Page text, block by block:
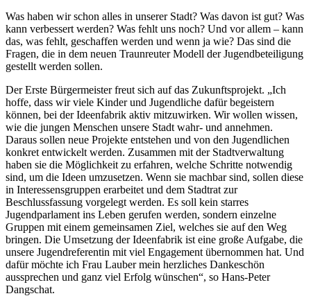
Was haben wir schon alles in unserer Stadt? Was davon ist gut? Was
kann verbessert werden? Was fehlt uns noch? Und vor allem – kann
das, was fehlt, geschaffen werden und wenn ja wie? Das sind die
Fragen, die in dem neuen Traunreuter Modell der Jugendbeteiligung
gestellt werden sollen.
Der Erste Bürgermeister freut sich auf das Zukunftsprojekt. „Ich
hoffe, dass wir viele Kinder und Jugendliche dafür begeistern
können, bei der Ideenfabrik aktiv mitzuwirken. Wir wollen wissen,
wie die jungen Menschen unsere Stadt wahr- und annehmen.
Daraus sollen neue Projekte entstehen und von den Jugendlichen
konkret entwickelt werden. Zusammen mit der Stadtverwaltung
haben sie die Möglichkeit zu erfahren, welche Schritte notwendig
sind, um die Ideen umzusetzen. Wenn sie machbar sind, sollen diese
in Interessensgruppen erarbeitet und dem Stadtrat zur
Beschlussfassung vorgelegt werden. Es soll kein starres
Jugendparlament ins Leben gerufen werden, sondern einzelne
Gruppen mit einem gemeinsamen Ziel, welches sie auf den Weg
bringen. Die Umsetzung der Ideenfabrik ist eine große Aufgabe, die
unsere Jugendreferentin mit viel Engagement übernommen hat. Und
dafür möchte ich Frau Lauber mein herzliches Dankeschön
aussprechen und ganz viel Erfolg wünschen“, so Hans-Peter
Dangschat.